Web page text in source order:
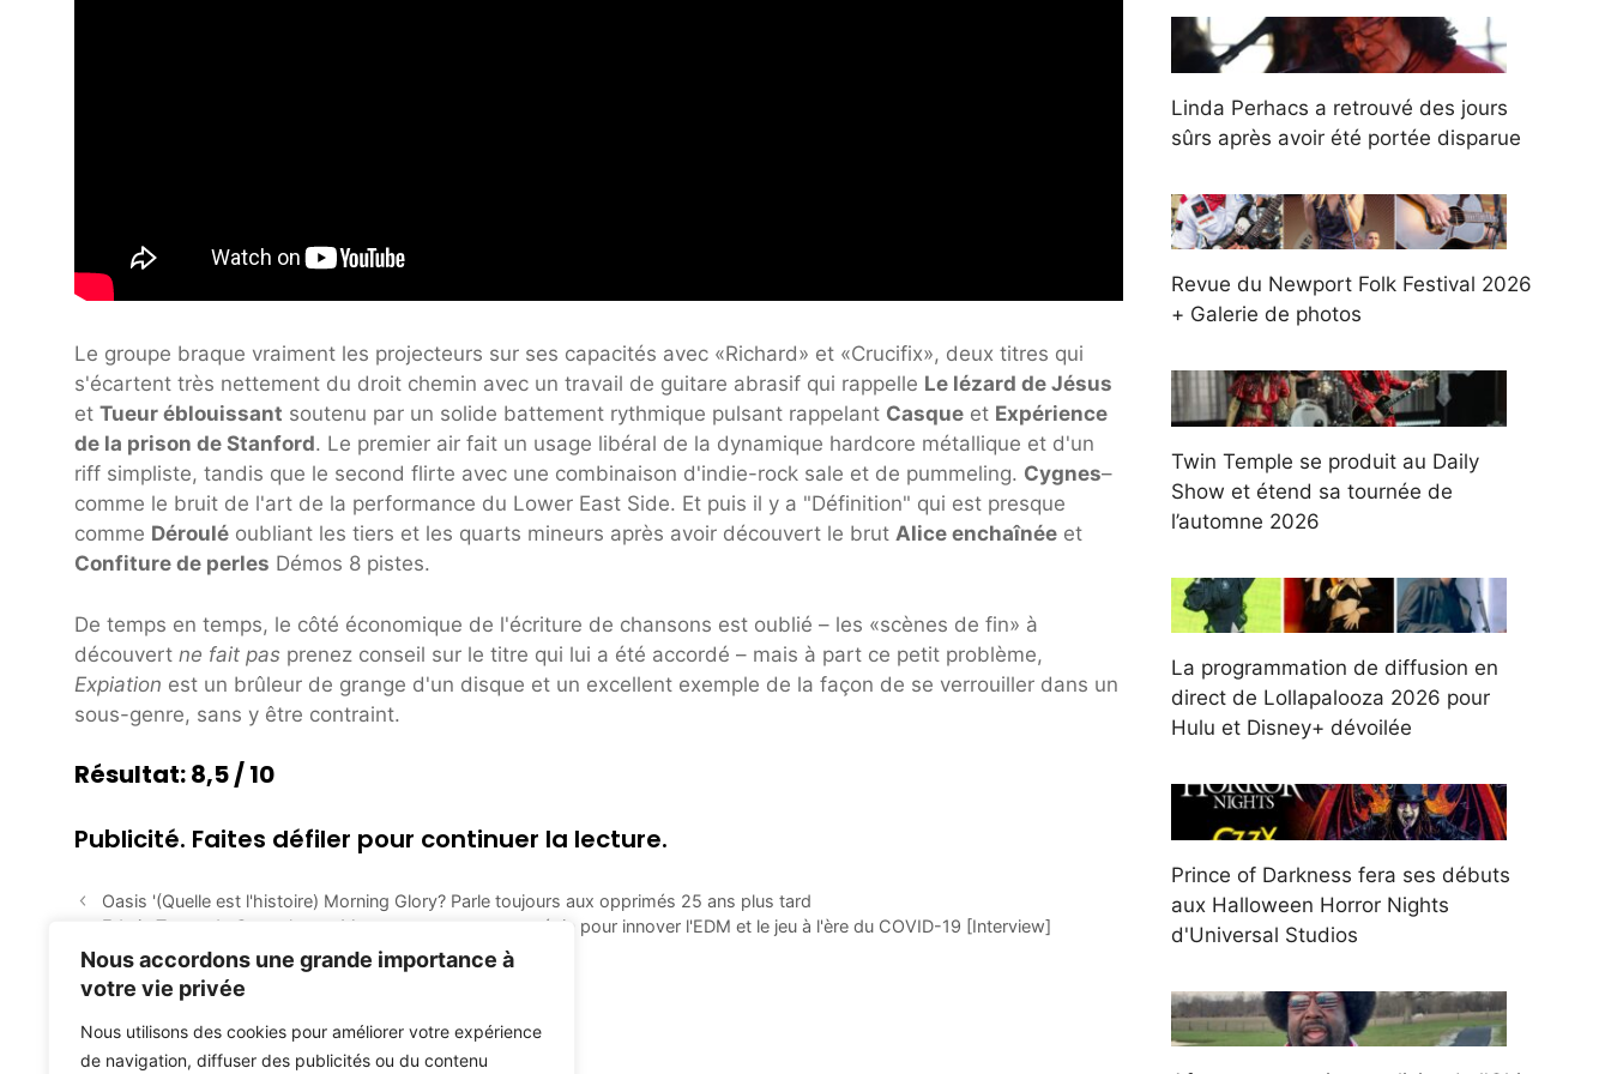
Nous accordons une grande importance à
votre vie privée
Nous utilisons des cookies pour améliorer votre expérience
de navigation, diffuser des publicités ou du contenu
Le groupe braque vraiment les projecteurs sur ses capacités avec «Richard» et «Crucifix», deux titres qui
s'écartent très nettement du droit chemin avec un travail de guitare abrasif qui rappelle Le lézard de Jésus
et Tueur éblouissant soutenu par un solide battement rythmique pulsant rappelant Casque et Expérience
de la prison de Stanford. Le premier air fait un usage libéral de la dynamique hardcore métallique et d'un
riff simpliste, tandis que le second flirte avec une combinaison d'indie-rock sale et de pummeling. Cygnes–
comme le bruit de l'art de la performance du Lower East Side. Et puis il y a "Définition" qui est presque
comme Déroulé oubliant les tiers et les quarts mineurs après avoir découvert le brut Alice enchaînée et
Confiture de perles Démos 8 pistes.
De temps en temps, le côté économique de l'écriture de chansons est oublié – les «scènes de fin» à
découvert ne fait pas prenez conseil sur le titre qui lui a été accordé – mais à part ce petit problème,
Expiation est un brûleur de grange d'un disque et un excellent exemple de la façon de se verrouiller dans un
sous-genre, sans y être contraint.
Résultat: 8,5 / 10
Publicité. Faites défiler pour continuer la lecture.
Oasis '(Quelle est l'histoire) Morning Glory? Parle toujours aux opprimés 25 ans plus tard
Edwin Tsang de Gametheory Management sur sa stratégie pour innover l'EDM et le jeu à l'ère du COVID-19 [Interview]
Linda Perhacs a retrouvé des jours
sûrs après avoir été portée disparue
Revue du Newport Folk Festival 2026
+ Galerie de photos
Twin Temple se produit au Daily
Show et étend sa tournée de
l’automne 2026
La programmation de diffusion en
direct de Lollapalooza 2026 pour
Hulu et Disney+ dévoilée
Prince of Darkness fera ses débuts
aux Halloween Horror Nights
d'Universal Studios